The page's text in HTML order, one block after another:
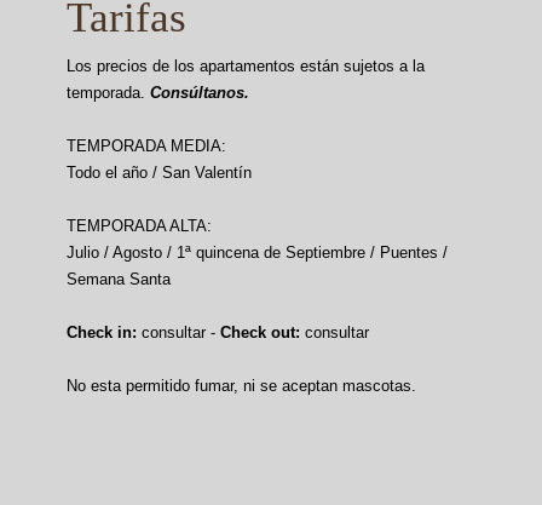
Tarifas
Los precios de los apartamentos están sujetos a la
temporada. Consúltanos.
TEMPORADA MEDIA:
Todo el año / San Valentín
TEMPORADA ALTA:
Julio / Agosto / 1ª quincena de Septiembre / Puentes /
Semana Santa
Check in: consultar - Check out: consultar
No esta permitido fumar, ni se aceptan mascotas.